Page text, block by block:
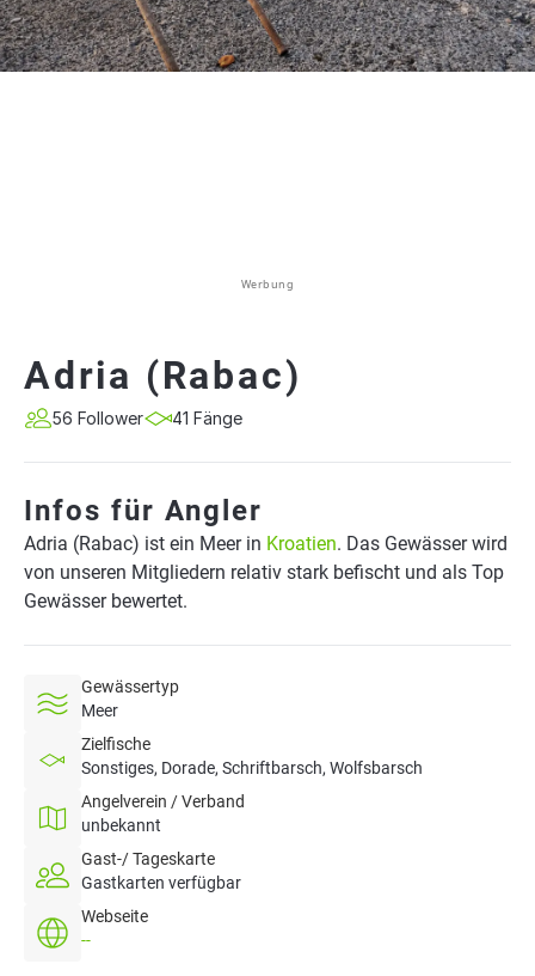
Werbung
Adria (Rabac)
56 Follower 41 Fänge
Infos für Angler
Adria (Rabac) ist ein Meer in Kroatien. Das Gewässer wird
von unseren Mitgliedern relativ stark befischt und als Top
Gewässer bewertet.
Gewässertyp
Meer
Zielfische
Sonstiges, Dorade, Schriftbarsch, Wolfsbarsch
Angelverein / Verband
unbekannt
Gast-/ Tageskarte
Gastkarten verfügbar
Webseite
--